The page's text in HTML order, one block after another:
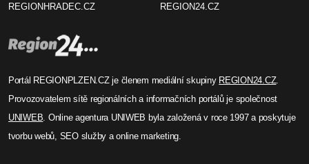
REGIONHRADEC.CZ REGION24.CZ
Portál REGIONPLZEN.CZ je členem mediální skupiny REGION24.CZ.
Provozovatelem sítě regionálních a informačních portálů je společnost
UNIWEB . Online agentura UNIWEB byla založená v roce 1997 a poskytuje
tvorbu webů, SEO služby a online marketing.